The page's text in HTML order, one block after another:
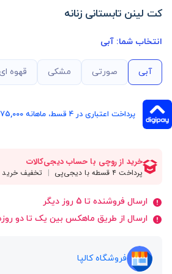
کت لینن تابستانی زنانه
انتخاب شما: آبی
آبی صورتی مشکی قهوه
پرداخت اعتباری در ۴ قسط، ماهانه 1,275,000 تومان
ارسال فروشنده تا 5 روز دیگر
ارسال از طریق ماهکس بین یک تا دو
فروشگاه کالپا